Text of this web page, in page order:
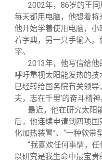
联系我们
2002年，86岁的王
每天都用电脑，他想着
他开始学着使用电脑，
着字典，另一只手输入
字。
2013年，他写信给他
呼吁重视太阳能发热的
已经转给国务院有关领导
夫，志在千里’的奋斗精神
最近，他在研究太阳
后，他连续申请到四项国
化加热装置”、“一种软带
“我喜欢任何事情，
以研究是我生命中最宝贵